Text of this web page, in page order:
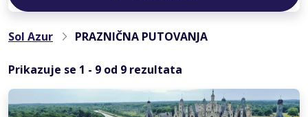
Sol Azur PRAZNIČNA PUTOVANJA
Prikazuje se 1 - 9 od 9 rezultata